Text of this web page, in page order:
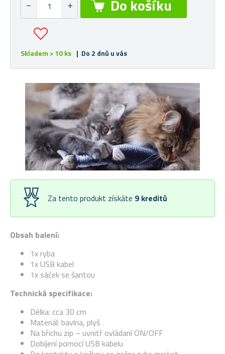
Obsah balení:
1x ryba
1x USB kabel
1x sáček se šantou
Technická specifikace:
Délka: cca 30 cm
Materiál: bavlna, plyš
Na břichu zip – uvnitř ovládaní ON/OFF
Dobíjení pomocí USB kabelu
Skladem > 10 ks | Do 2 dnů u vás
Za tento produkt získáte 9 kreditů